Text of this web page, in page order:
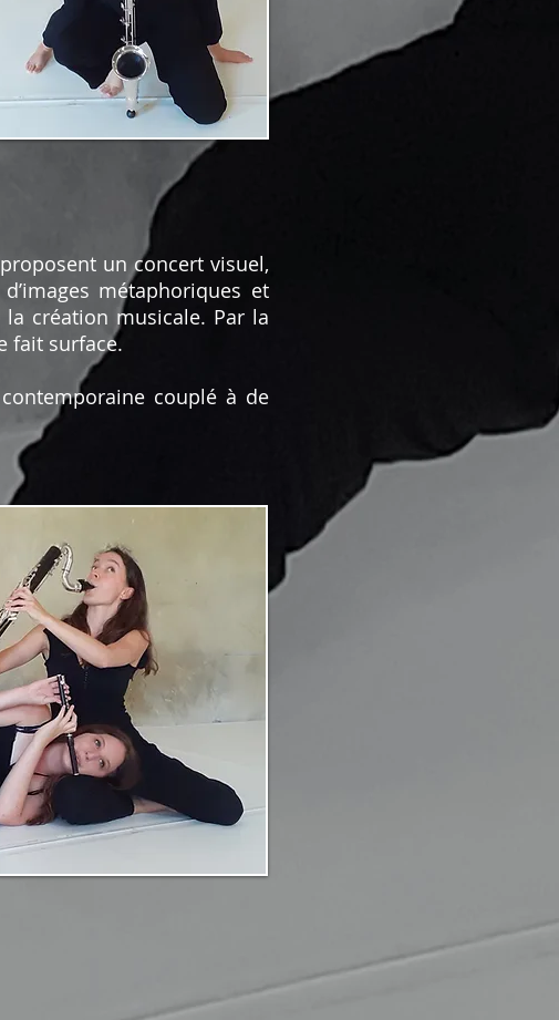
un concert visuel,
métaphoriques et
création musicale. Par la
fait surface.
couplé à de